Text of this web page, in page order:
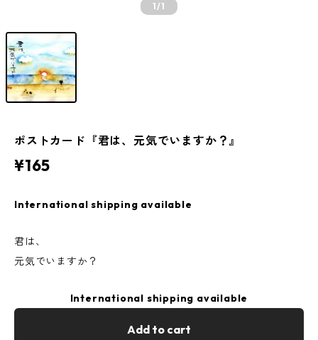
1/1
ポストカード『君は、元気でいますか？』
¥165
International shipping available
君は、
元気でいますか？
International shipping available
Add to cart